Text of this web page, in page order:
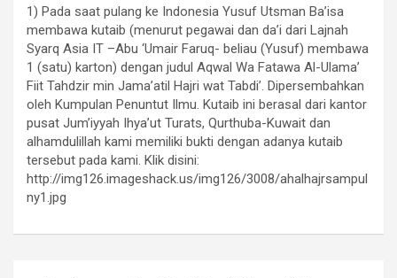
1) Pada saat pulang ke Indonesia Yusuf Utsman Ba’isa
membawa kutaib (menurut pegawai dan da’i dari Lajnah
Syarq Asia IT –Abu ‘Umair Faruq- beliau (Yusuf) membawa
1 (satu) karton) dengan judul Aqwal Wa Fatawa Al-Ulama’
Fiit Tahdzir min Jama’atil Hajri wat Tabdi’. Dipersembahkan
oleh Kumpulan Penuntut Ilmu. Kutaib ini berasal dari kantor
pusat Jum’iyyah Ihya’ut Turats, Qurthuba-Kuwait dan
alhamdulillah kami memiliki bukti dengan adanya kutaib
tersebut pada kami. Klik disini:
http://img126.imageshack.us/img126/3008/ahalhajrsampul
ny1.jpg